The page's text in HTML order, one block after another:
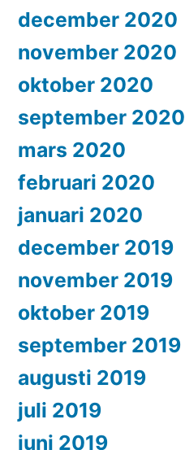
december 2020
november 2020
oktober 2020
september 2020
mars 2020
februari 2020
januari 2020
december 2019
november 2019
oktober 2019
september 2019
augusti 2019
juli 2019
juni 2019